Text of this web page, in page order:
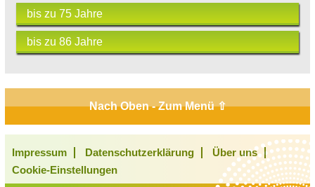
bis zu 75 Jahre
bis zu 86 Jahre
Nach Oben - Zum Menü ⇧
Impressum Datenschutzerklärung
Über uns
Cookie-Einstellungen